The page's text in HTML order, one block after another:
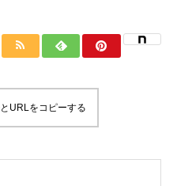
URLをコピーする